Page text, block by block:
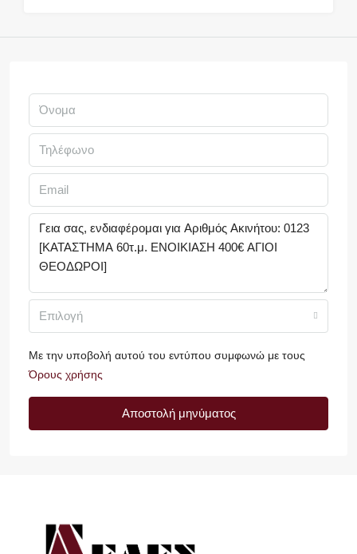
Επιλογή
Με την υποβολή αυτού του εντύπου συμφωνώ με τους
Όρους χρήσης
Αποστολή μηνύματος